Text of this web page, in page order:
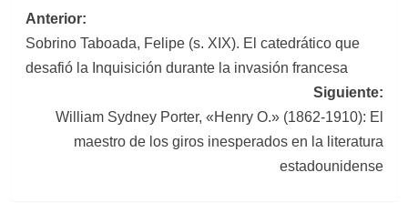
Navegación
de
entradas
Anterior:
Sobrino Taboada, Felipe (s. XIX). El catedrático que
desafió la Inquisición durante la invasión francesa
Siguiente:
William Sydney Porter, «Henry O.» (1862-1910): El
maestro de los giros inesperados en la literatura
estadounidense